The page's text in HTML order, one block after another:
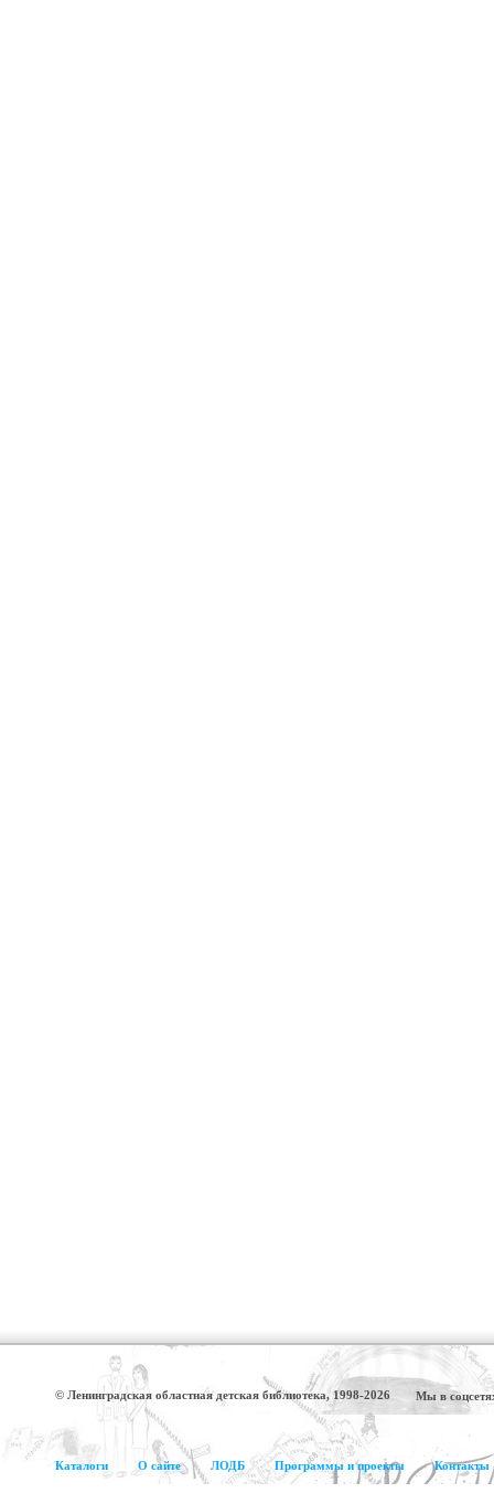
© Ленинградская областная детская библиотека, 1998-2026 Мы в
Каталоги О сайте ЛОДБ Программы и проекты Контакты